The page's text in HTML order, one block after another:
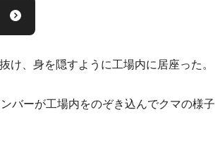
け、身を隠すように工場内に居座った。
バーが工場内をのぞき込んでクマの様子